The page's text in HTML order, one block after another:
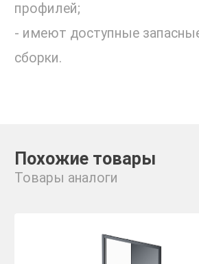
профилей;
- имеют доступные
сборки.
Похожие товары
Товары аналоги